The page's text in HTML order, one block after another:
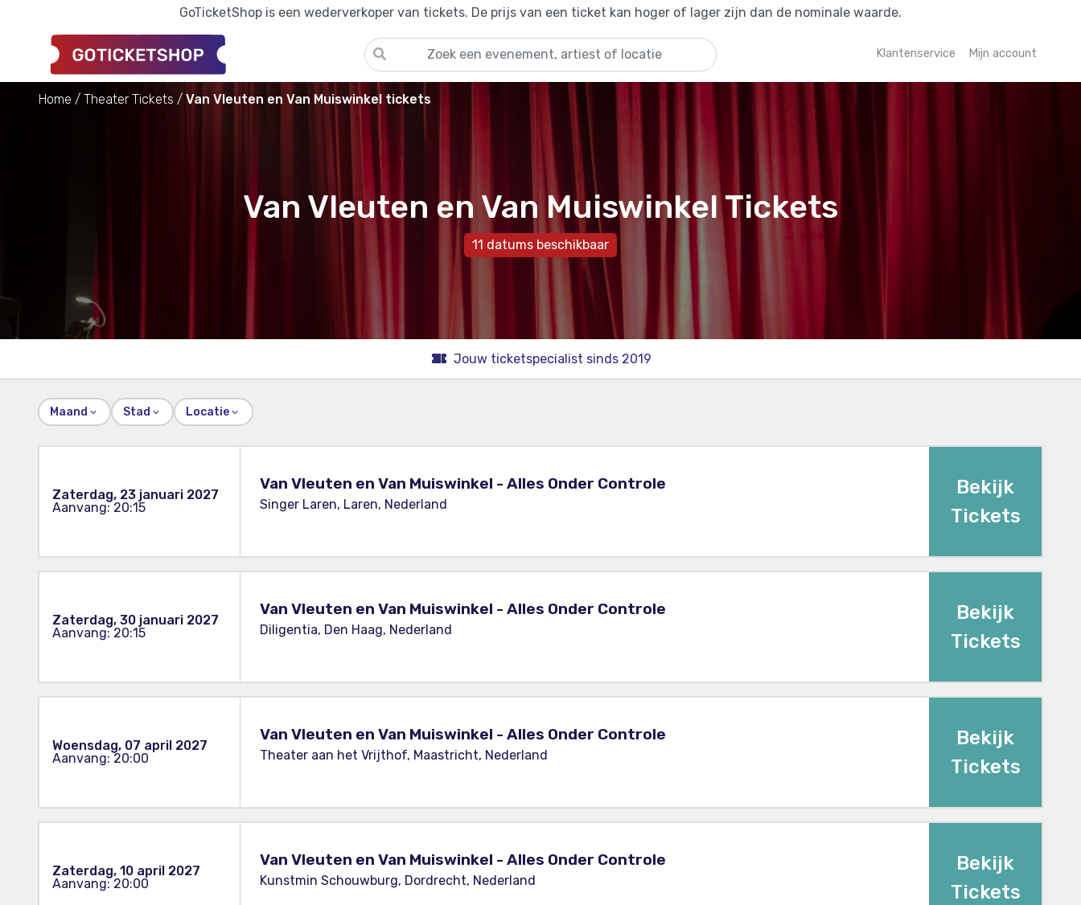
GoTicketShop is een wederverkoper van tickets. De prijs van een ticket kan hoger of lager zijn dan de nominale waarde.
Klantenservice Mijn account
Home Theater Tickets Van Vleuten en Van Muiswinkel tickets
Van Vleuten en Van Muiswinkel Tickets
11 datums beschikbaar
Jouw ticketspecialist sinds 2019
Maand Stad Locatie
Zaterdag, 23 januari 2027
Aanvang: 20:15
Van Vleuten en Van Muiswinkel - Alles Onder Controle
Singer Laren, Laren, Nederland
Bekijk
Tickets
Zaterdag, 30 januari 2027
Aanvang: 20:15
Van Vleuten en Van Muiswinkel - Alles Onder Controle
Diligentia, Den Haag, Nederland
Bekijk
Tickets
Woensdag, 07 april 2027
Aanvang: 20:00
Van Vleuten en Van Muiswinkel - Alles Onder Controle
Theater aan het Vrijthof, Maastricht, Nederland
Bekijk
Tickets
Zaterdag, 10 april 2027
Aanvang: 20:00
Van Vleuten en Van Muiswinkel - Alles Onder Controle
Kunstmin Schouwburg, Dordrecht, Nederland
Bekijk
Tickets